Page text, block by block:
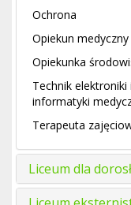
Ochrona
Opiekun medyczny
Opiekunka
Technik elektroniki i
informatyki
Terapeuta
Liceum dla